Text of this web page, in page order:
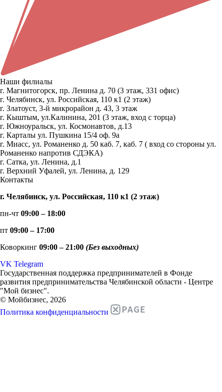
Наши филиалы
г. Магнитогорск, пр. Ленина д. 70 (3 этаж, 331 офис)
г. Челябинск, ул. Российская, 110 к1 (2 этаж)
г. Златоуст, 3-й микрорайон д. 43, 3 этаж
г. Кыштым, ул.Калинина, 201 (3 этаж, вход с торца)
г. Южноуральск, ул. Космонавтов, д.13
г. Карталы ул. Пушкина 15/4 оф. 9а
г. Миасс, ул. Романенко д. 50 каб. 7, каб. 7 ( вход со стороны ул.
Романенко напротив СДЭКА)
г. Сатка, ул. Ленина, д.1
г. Верхний Уфалей, ул. Ленина, д. 129
Контакты
г. Челябинск, ул. Российская, 110 к1 (2 этаж)
пн-чт 09:00 – 18:00
пт 09:00 – 17:00
Коворкинг 09:00 – 21:00 (Без выходных)
VK Telegram
Государственная поддержка предпринимателей в Фонде
развития предпринимательства Челябинской области - Центре
"Мой бизнес".
© Мойбизнес, 2026
Политика конфиденциальности